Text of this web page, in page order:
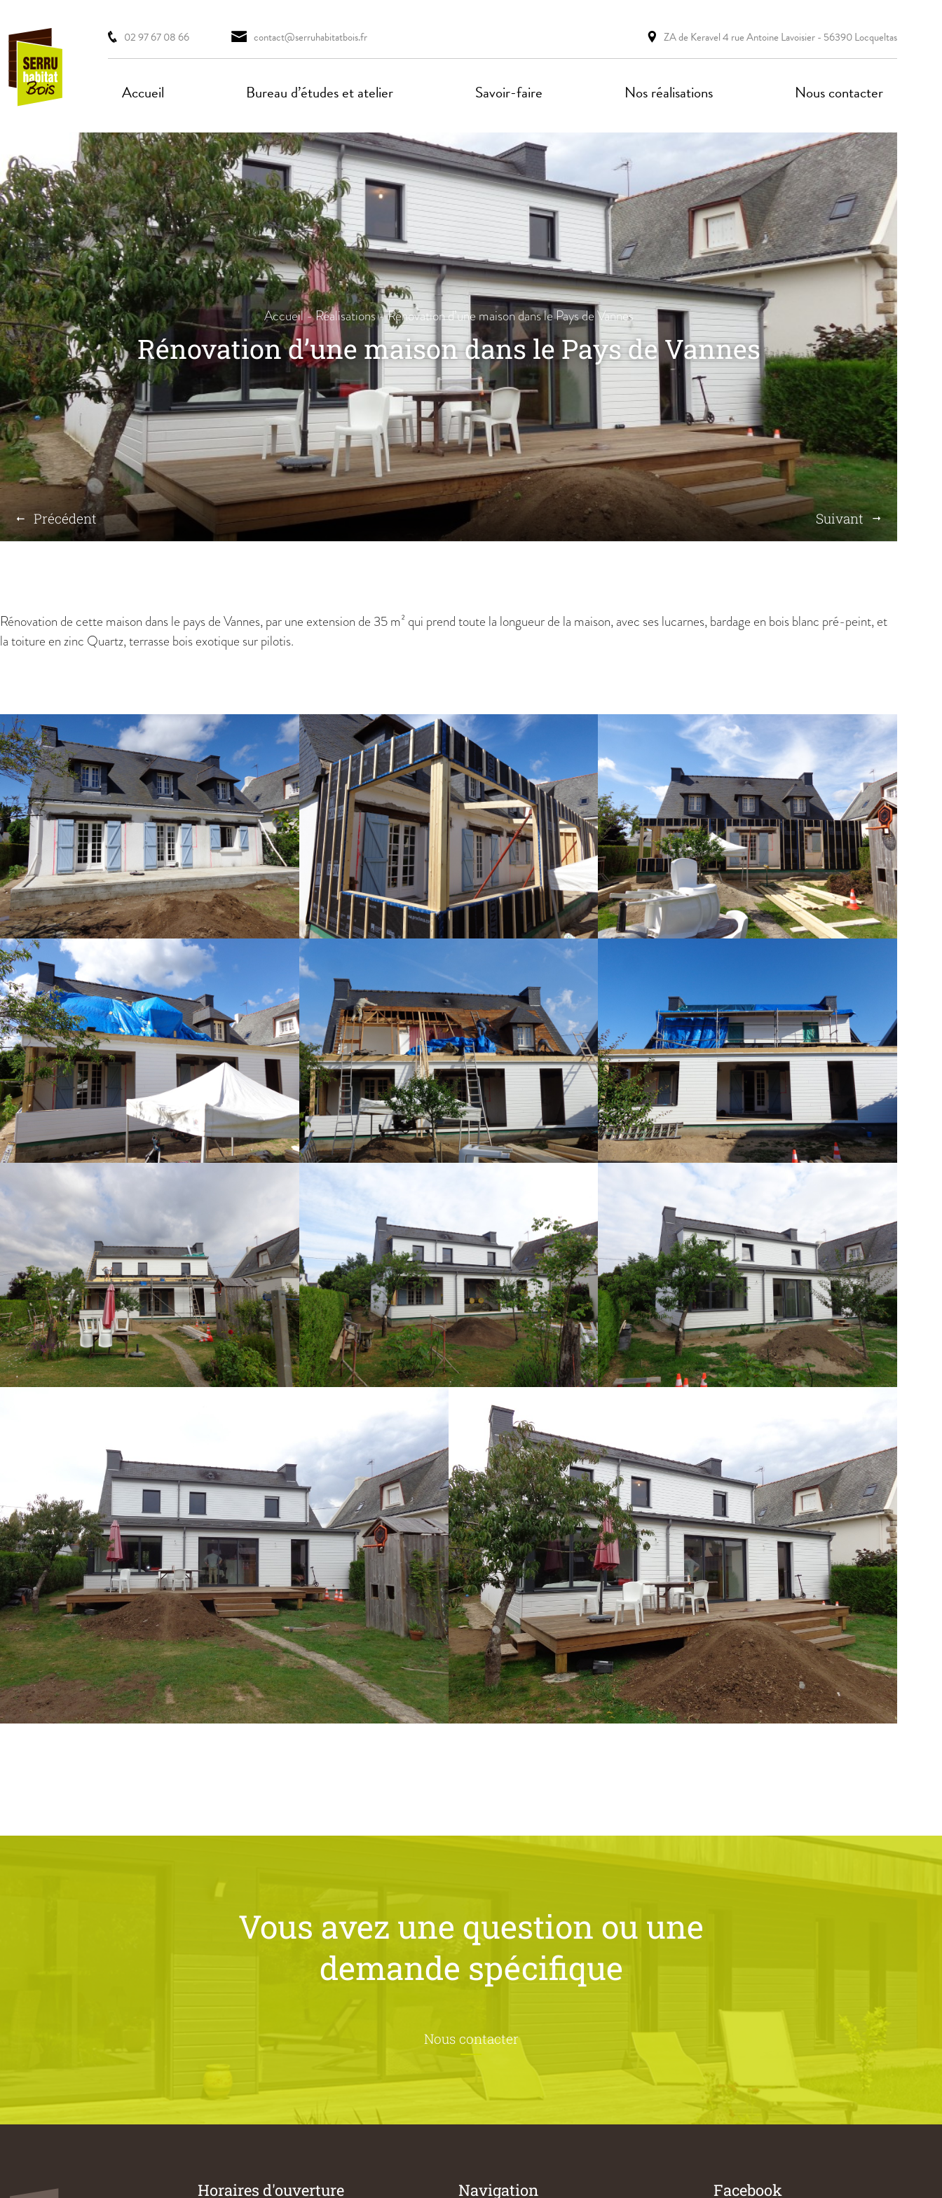
02 97 67 08 66 contact@serruhabitatbois.fr ZA de Keravel 4 rue Antoine Lavoisier - 56390 Locqueltas
Accueil Bureau d’études et atelier Savoir-faire Nos réalisations Nous contacter
Accueil-Réalisations-Rénovation d’une maison dans le Pays de Vannes
Rénovation d’une maison dans le Pays de Vannes
Précédent Suivant
Rénovation de cette maison dans le pays de Vannes, par une extension de 35 m² qui prend toute la longueur de la maison, avec ses lucarnes, bardage en bois blanc pré-peint, et
la toiture en zinc Quartz, terrasse bois exotique sur pilotis.
Vous avez une question ou une
demande spécifique
Nous contacter
Horaires d'ouverture Navigation Facebook